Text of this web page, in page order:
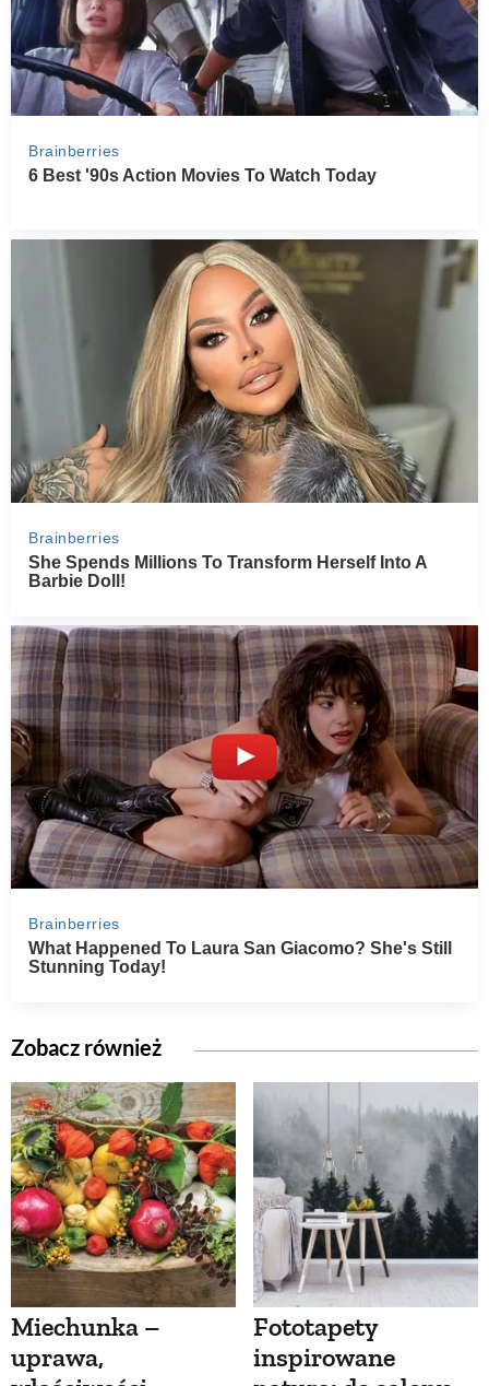
Zobacz również
Miechunka –
uprawa,
Fototapety
inspirowane